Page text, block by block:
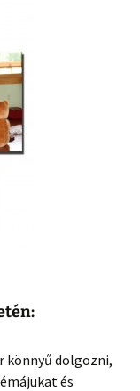
könnyű dolgozni,
és